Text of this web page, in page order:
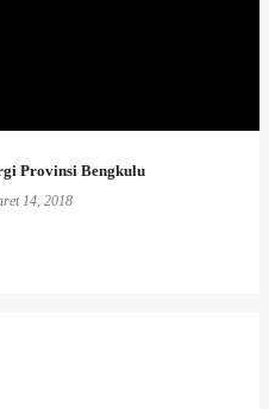
Provinsi Bengkulu
14, 2018